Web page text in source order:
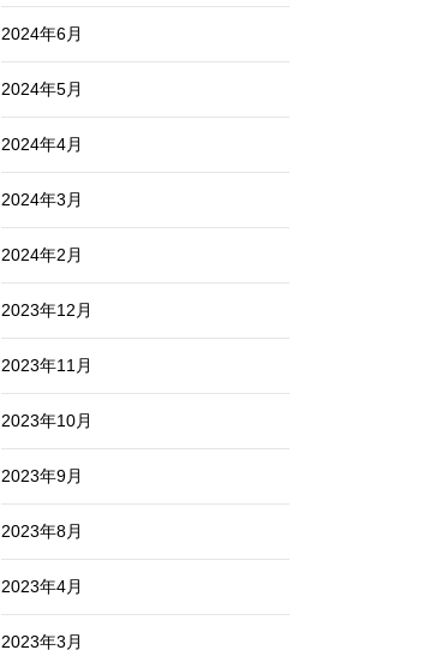
2024年6月
2024年5月
2024年4月
2024年3月
2024年2月
2023年12月
2023年11月
2023年10月
2023年9月
2023年8月
2023年4月
2023年3月